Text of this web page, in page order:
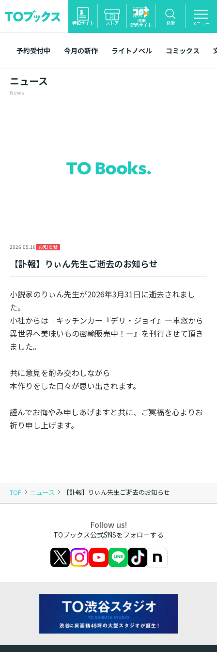
特設サイト ストア 漫画
配信サイト 検索 メニュー
予約受付中 今月の新作 ライトノベル コミックス
TOP ニュース 【訃報】りぃん先生ご逝去のお知らせ
ニュース
News
2026.05.18 お知らせ
【訃報】りぃん先生ご逝去のお知らせ
小説家のりぃん先生が2026年3月31日に逝去されまし
た。
小社からは『キッチンカー『デリ・ジョイ』―車窓から
異世界へ美味いもの密輸販売中！―』を刊行させて頂き
ました。
共に意見を酌み交わしながら
本作りをした日々が思い出されます。
謹んでお悔やみ申しあげますと共に、ご冥福を心よりお
祈り申し上げます。
Follow us!
TOブックス公式SNSをフォローする